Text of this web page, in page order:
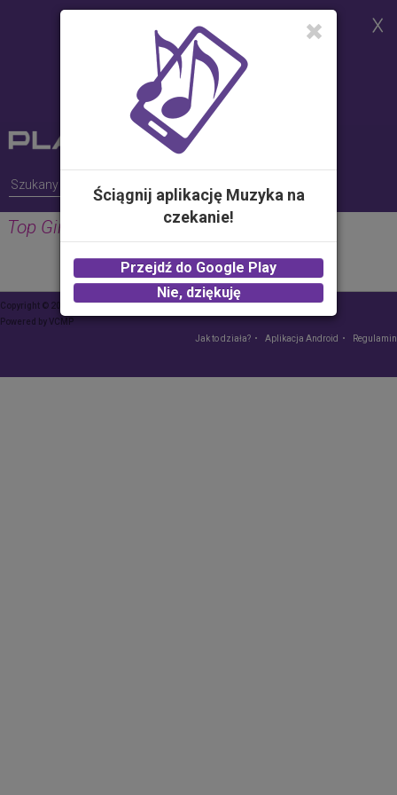
celu realizacji usług i zgodnie z
Polityką Plików Cookies.
Możesz określić warunki
przechowywania lub dostępu do
plików cookies w Twojej
przeglądarce
Top Girls
Copyright © 2015 Play – wszelkie prawa zastrzeżone
Powered byVCMP
Jak to działa?
Aplikacja Android Regulamin
Ściągnij aplikację Muzyka na
czekanie!
Przejdź do Google Play
Nie, dziękuję